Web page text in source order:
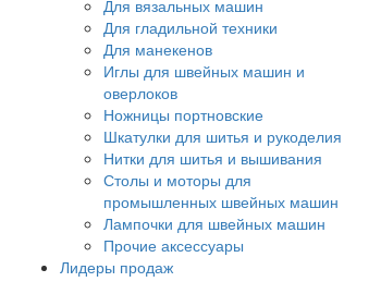
Для вязальных машин
Для гладильной техники
Для манекенов
Иглы для швейных машин и
оверлоков
Ножницы портновские
Шкатулки для шитья и рукоделия
Нитки для шитья и вышивания
Столы и моторы для
промышленных швейных машин
Лампочки для швейных машин
Прочие аксессуары
Лидеры продаж